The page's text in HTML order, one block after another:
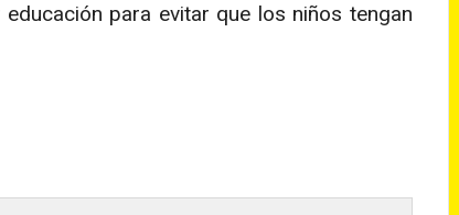
para evitar que los niños tengan